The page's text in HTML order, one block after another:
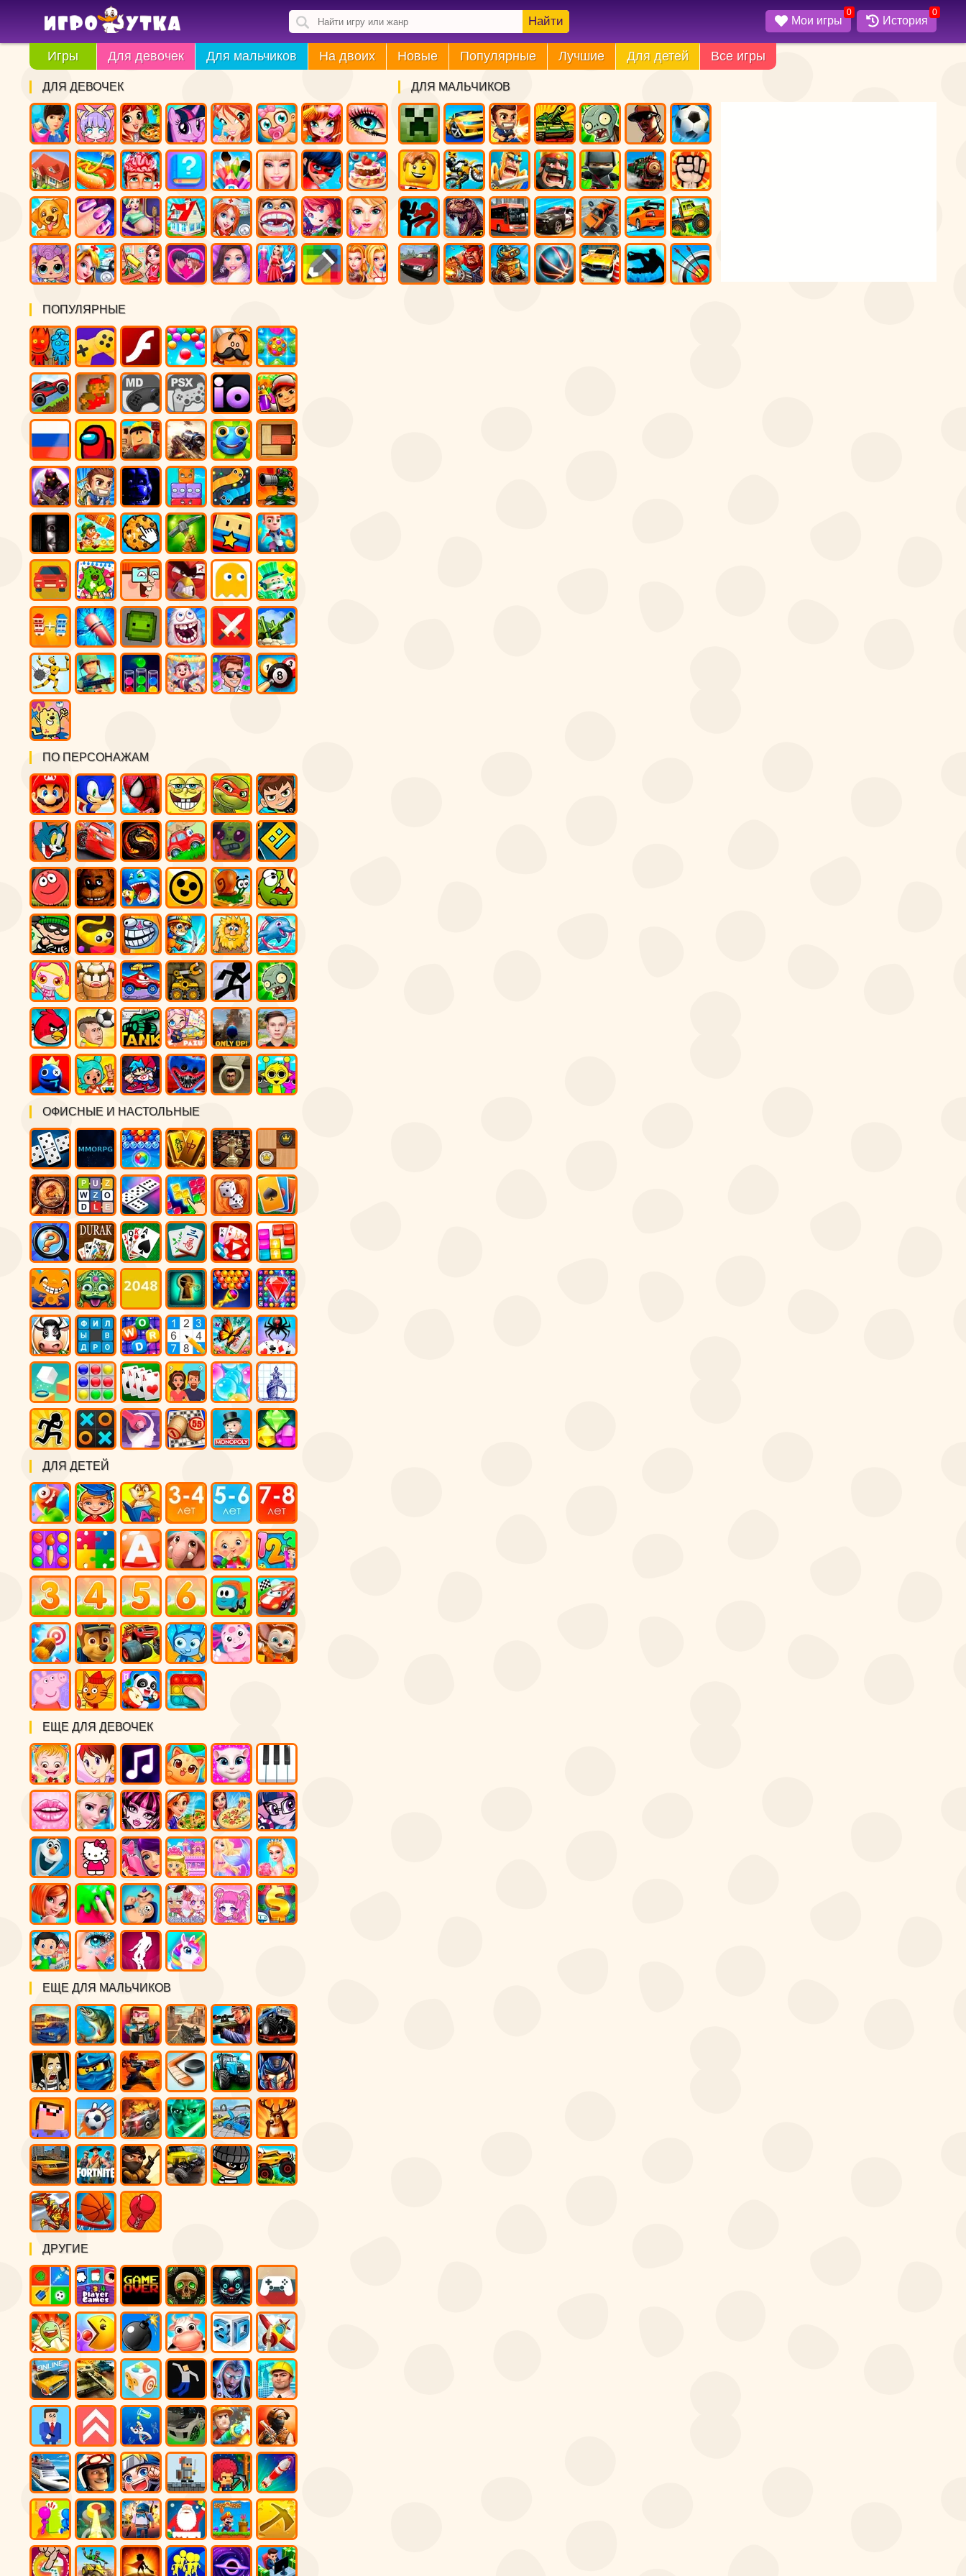
Найти Мои игры
0
История
0
Игры Для девочек Для мальчиков На двоих Новые Популярные Лучшие Для детей Все игры
ДЛЯ МАЛЬЧИКОВ
ДЛЯ ДЕВОЧЕК
ПОПУЛЯРНЫЕ
ПО ПЕРСОНАЖАМ
ОФИСНЫЕ И НАСТОЛЬНЫЕ
ДЛЯ ДЕТЕЙ
ЕЩЕ ДЛЯ ДЕВОЧЕК
ЕЩЕ ДЛЯ МАЛЬЧИКОВ
ДРУГИЕ